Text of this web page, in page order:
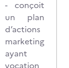
- conçoit
un plan
d’actions
marketing
ayant
vocation